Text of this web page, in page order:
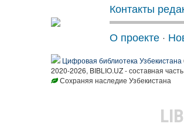
Контакты
О проекте ·
Цифровая библиотека Узбекистана
2020-2026, BIBLIO.UZ - составная
Сохраняя наследие Узбекистана